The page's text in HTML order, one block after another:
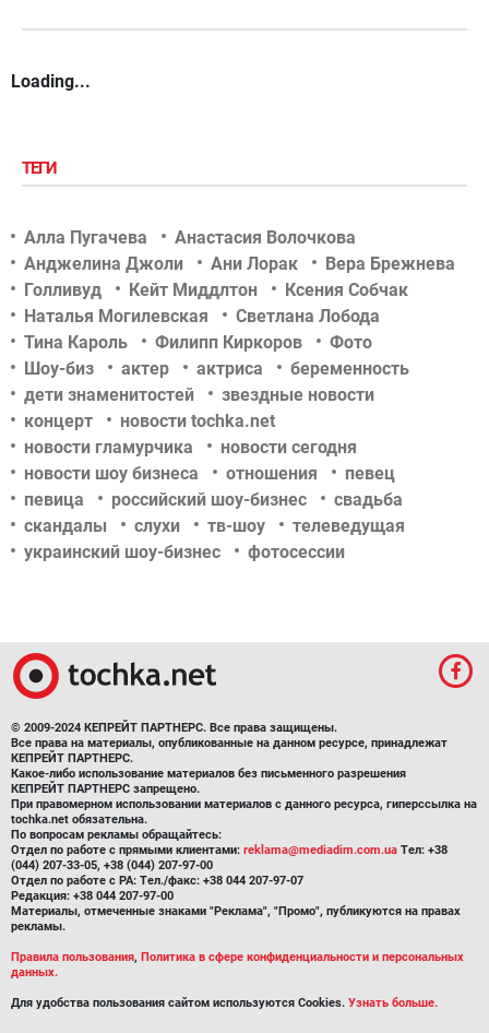
Loading...
ТЕГИ
Алла Пугачева
Анастасия Волочкова
Анджелина Джоли
Ани Лорак
Вера Брежнева
Голливуд
Кейт Миддлтон
Ксения Собчак
Наталья Могилевская
Светлана Лобода
Тина Кароль
Филипп Киркоров
Фото
Шоу-биз
актер актриса
беременность
дети знаменитостей
звездные новости
концерт
новости tochka.net
новости гламурчика
новости сегодня
новости шоу бизнеса
отношения
певец
певица
российский шоу-бизнес
свадьба
скандалы
слухи тв-шоу
телеведущая
украинский шоу-бизнес
фотосессии
© 2009-2024 КЕПРЕЙТ ПАРТНЕРС. Все права защищены.
Все права на материалы, опубликованные на данном ресурсе, принадлежат
КЕПРЕЙТ ПАРТНЕРС.
Какое-либо использование материалов без письменного разрешения
КЕПРЕЙТ ПАРТНЕРС запрещено.
При правомерном использовании материалов с данного ресурса, гиперссылка на
tochka.net обязательна.
По вопросам рекламы обращайтесь:
Отдел по работе с прямыми клиентами: reklama@mediadim.com.ua Тел: +38
(044) 207-33-05, +38 (044) 207-97-00
Отдел по работе с РА: Тел./факс: +38 044 207-97-07
Редакция: +38 044 207-97-00
Материалы, отмеченные знаками "Реклама", "Промо", публикуются на правах
рекламы.
Правила пользования, Политика в сфере конфиденциальности и персональных
данных.
Для удобства пользования сайтом используются Cookies. Узнать больше.